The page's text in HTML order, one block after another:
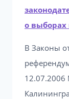
о
В Законы
12.07.2006